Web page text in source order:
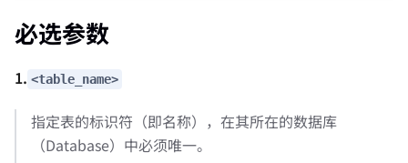
必选参数
1. <table_name>
指定表的标识符（即名称），在其所在的数据库
（Database）中必须唯一。